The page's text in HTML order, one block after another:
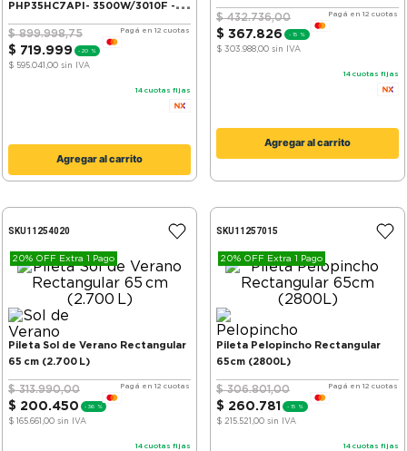
PHP35HC7API- 3500W/3010F -
Frío/Calor
$ 899.998,75
$ 719.999 -20 %
$ 595.041,00 sin IVA
Pagá en 12 cuotas
14 cuotas fijas
Agregar al carrito
$ 432.736,00
$ 367.826 -15 %
$ 303.988,00 sin IVA
Pagá en 12 cuotas
14 cuotas fijas
Agregar al carrito
SKU11254020
20% OFF Extra 1 Pago
Pileta Sol de Verano Rectangular
65 cm (2.700 L)
$ 313.990,00
$ 200.450 -36 %
$ 165.661,00 sin IVA
Pagá en 12 cuotas
14 cuotas fijas
SKU11257015
20% OFF Extra 1 Pago
Pileta Pelopincho Rectangular
65cm (2800L)
$ 306.801,00
$ 260.781 -15 %
$ 215.521,00 sin IVA
Pagá en 12 cuotas
14 cuotas fijas